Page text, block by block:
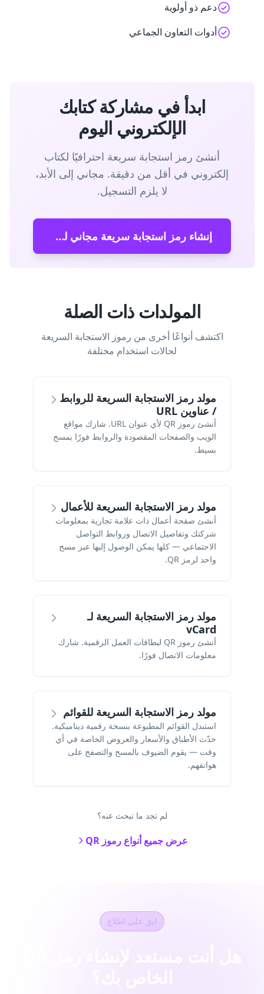
دعم ذو أولوية
أدوات التعاون الجماعي
ابدأ في مشاركة كتابك
الإلكتروني اليوم
أنشئ رمز استجابة سريعة احترافيًا لكتاب
إلكتروني في أقل من دقيقة. مجاني إلى الأبد،
لا يلزم التسجيل.
إنشاء رمز استجابة سريعة مجاني لكتاب إلكتروني
المولدات ذات الصلة
اكتشف أنواعًا أخرى من رموز الاستجابة السريعة
لحالات استخدام مختلفة
مولد رمز الاستجابة السريعة للروابط
/ عناوين URL
أنشئ رموز QR لأي عنوان URL. شارك مواقع
الويب والصفحات المقصودة والروابط فورًا بمسح
بسيط.
مولد رمز الاستجابة السريعة للأعمال
أنشئ صفحة أعمال ذات علامة تجارية بمعلومات
شركتك وتفاصيل الاتصال وروابط التواصل
الاجتماعي — كلها يمكن الوصول إليها عبر مسح
واحد لرمز QR.
مولد رمز الاستجابة السريعة لـ
vCard
أنشئ رموز QR لبطاقات العمل الرقمية. شارك
معلومات الاتصال فورًا.
مولد رمز الاستجابة السريعة للقوائم
استبدل القوائم المطبوعة بنسخة رقمية ديناميكية.
حدّث الأطباق والأسعار والعروض الخاصة في أي
وقت — يقوم الضيوف بالمسح والتصفح على
هواتفهم.
لم تجد ما تبحث عنه؟
عرض جميع أنواع رموز QR
ابق على اطلاع